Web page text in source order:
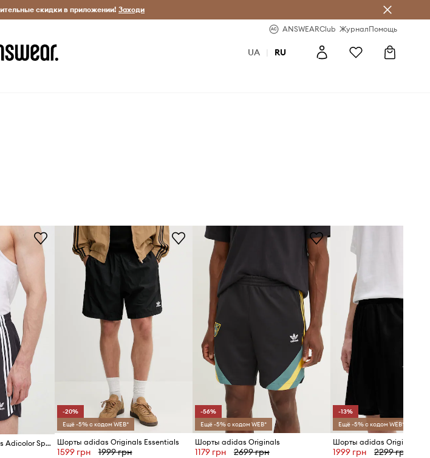
товары Экономь с Answear Club
скидки в приложении! Заходи
ANSWEARClub ЖурналПомощь
UA | RU
Шорты adidas Originals Adicolor Sprinter
-20%
Ещё -5% с кодом WEB*
Шорты adidas Originals Essentials
1599 грн 1999 грн
-56%
Ещё -5% с кодом WEB*
Шорты adidas Originals
1179 грн 2699 грн
-13%
Ещё -5% с кодом WEB*
Шорты adidas Originals
1999 грн 2299 грн